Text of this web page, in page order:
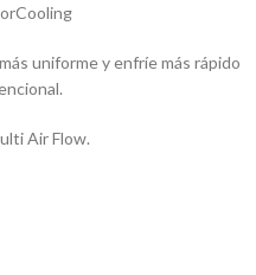
uniforme y enfríe más rápido
Air Flow.